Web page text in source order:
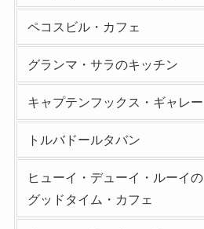
ペコスビル・カフェ
グランマ・サラのキッチン
キャプテンフックス・ギャレー
トルバドールタバン
ヒューイ・デューイ・ルーイの
グッドタイム・カフェ